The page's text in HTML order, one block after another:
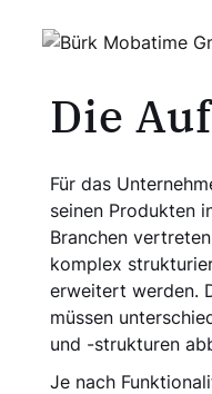
Die
Für das
seinen Produkten
Branchen
komplex
erweitert werden.
müssen
und -strukturen
Je nach